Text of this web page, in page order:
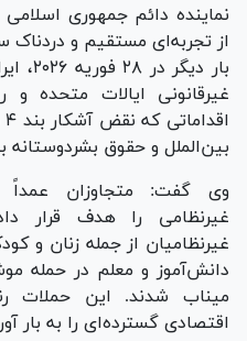
نماینده دائم جمهوری اسلامی
بار
غیرقانونی ایالات متحده
بین‌الملل و حقوق بشردوستانه
وی گفت: متجاوزان عمداً
غیرنظامی را هدف قرار
دانش‌آموز و معلم در حمله
میناب شدند. این حملات
اقتصادی گسترده‌ای را به بار